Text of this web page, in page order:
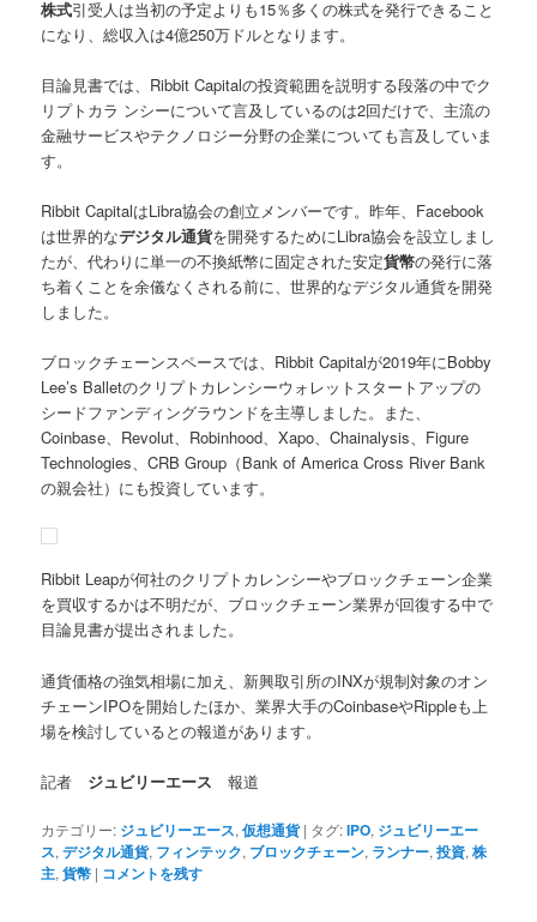
株式引受人は当初の予定よりも15％多くの株式を発行できること
になり、総収入は4億250万ドルとなります。
目論見書では、Ribbit Capitalの投資範囲を説明する段落の中でク
リプトカラ ンシーについて言及しているのは2回だけで、主流の
金融サービスやテクノロジー分野の企業についても言及していま
す。
Ribbit CapitalはLibra協会の創立メンバーです。昨年、Facebook
は世界的なデジタル通貨を開発するためにLibra協会を設立しまし
たが、代わりに単一の不換紙幣に固定された安定貨幣の発行に落
ち着くことを余儀なくされる前に、世界的なデジタル通貨を開発
しました。
ブロックチェーンスペースでは、Ribbit Capitalが2019年にBobby
Lee’s Balletのクリプトカレンシーウォレットスタートアップの
シードファンディングラウンドを主導しました。また、
Coinbase、Revolut、Robinhood、Xapo、Chainalysis、Figure
Technologies、CRB Group（Bank of America Cross River Bank
の親会社）にも投資しています。
Ribbit Leapが何社のクリプトカレンシーやブロックチェーン企業
を買収するかは不明だが、ブロックチェーン業界が回復する中で
目論見書が提出されました。
通貨価格の強気相場に加え、新興取引所のINXが規制対象のオン
チェーンIPOを開始したほか、業界大手のCoinbaseやRippleも上
場を検討しているとの報道があります。
記者 ジュビリーエース 報道
カテゴリー: ジュビリーエース,仮想通貨 | タグ:IPO, ジュビリーエー
ス,デジタル通貨, フィンテック, ブロックチェーン, ランナー,投資,株
主,貨幣 | コメントを残す